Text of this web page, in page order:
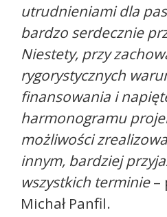
utrudnieniami dla
bardzo serdecznie
Niestety, przy
rygorystycznych
finansowania i
harmonogramu
możliwości
innym, bardziej
wszystkich terminie–
Michał Panfil.